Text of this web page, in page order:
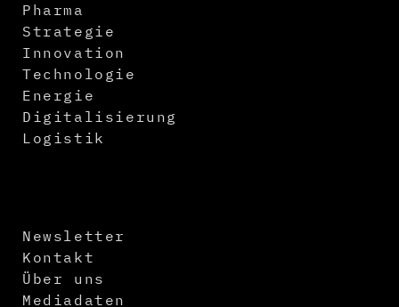
Pharma
Strategie
Innovation
Technologie
Energie
Digitalisierung
Logistik
Newsletter
Kontakt
Über uns
Mediadaten